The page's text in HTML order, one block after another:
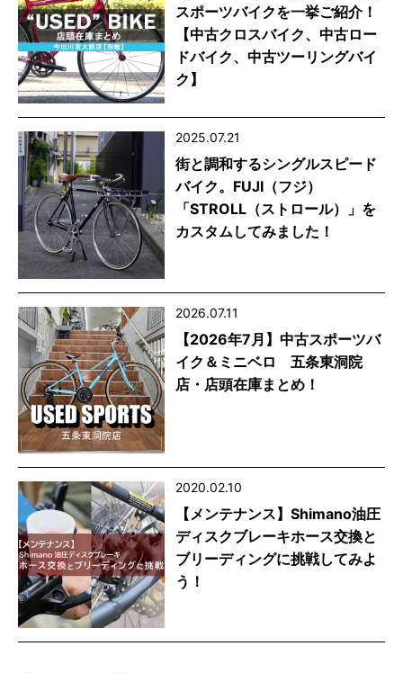
スポーツバイクを一挙ご紹介！
【中古クロスバイク、中古ロー
ドバイク、中古ツーリングバイ
ク】
2025.07.21
街と調和するシングルスピード
バイク。FUJI（フジ）
「STROLL（ストロール）」を
カスタムしてみました！
2026.07.11
【2026年7月】中古スポーツバ
イク＆ミニベロ 五条東洞院
店・店頭在庫まとめ！
2020.02.10
【メンテナンス】Shimano油圧
ディスクブレーキホース交換と
ブリーディングに挑戦してみよ
う！